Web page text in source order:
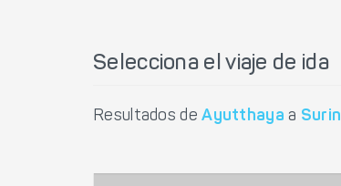
Selecciona el viaje de ida
Resultados deAyutthaya a Surin